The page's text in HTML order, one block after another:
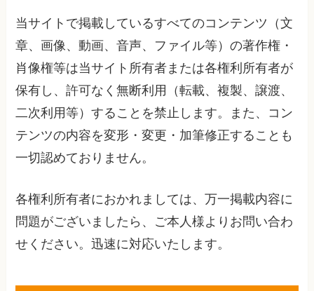
当サイトで掲載しているすべてのコンテンツ（文
章、画像、動画、音声、ファイル等）の著作権・
肖像権等は当サイト所有者または各権利所有者が
保有し、許可なく無断利用（転載、複製、譲渡、
二次利用等）することを禁止します。また、コン
テンツの内容を変形・変更・加筆修正することも
一切認めておりません。
各権利所有者におかれましては、万一掲載内容に
問題がございましたら、ご本人様よりお問い合わ
せください。迅速に対応いたします。